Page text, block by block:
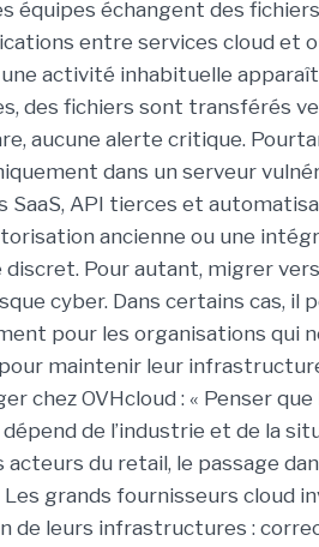
équipes échangent des
entre services cloud et
activité inhabituelle
des fichiers sont transférés
aucune alerte critique.
dans un serveur
SaaS, API tierces et
ancienne ou une
discret. Pour autant, migrer
cyber. Dans certains cas, il
pour les organisations qui
maintenir leur
chez OVHcloud : « Penser que
de l’industrie et de la
du retail, le passage
Les grands fournisseurs cloud
de leurs infrastructures :